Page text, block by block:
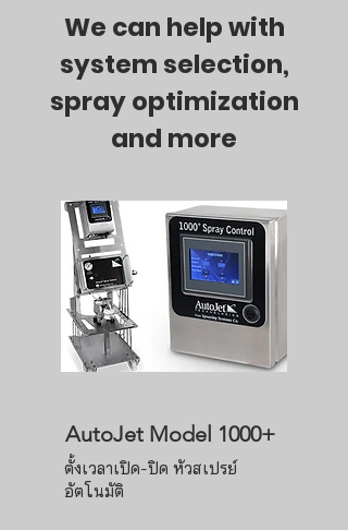
We can help with
system selection,
spray optimization
and more
AutoJet Model 1000+
ตั้งเวลาเปิด-ปิด หัวสเปรย์
อัตโนมัติ